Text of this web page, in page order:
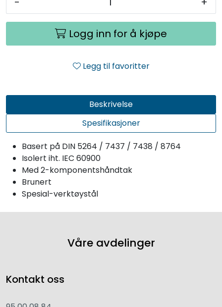
Logg inn for å kjøpe
Legg til favoritter
Beskrivelse
Spesifikasjoner
Basert på DIN 5264 / 7437 / 7438 / 8764
Isolert iht. IEC 60900
Med 2-komponentshåndtak
Brunert
Spesial-verktøystål
Våre avdelinger
Kontakt oss